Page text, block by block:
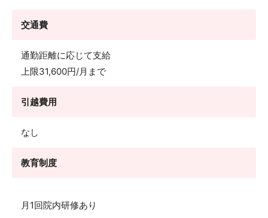
交通費
通勤距離に応じて支給
上限31,600円/月まで
引越費用
なし
教育制度
月1回院内研修あり